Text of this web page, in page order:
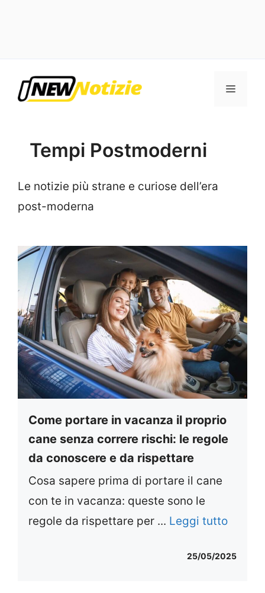
Menu
Tempi Postmoderni
Le notizie più strane e curiose dell’era
post-moderna
Come portare in vacanza il proprio
cane senza correre rischi: le regole
da conoscere e da rispettare
Cosa sapere prima di portare il cane
con te in vacanza: queste sono le
regole da rispettare per ... Leggi tutto
25/05/2025